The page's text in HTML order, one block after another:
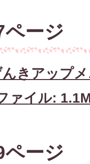
ページ
きアップ
ァイル:
ページ